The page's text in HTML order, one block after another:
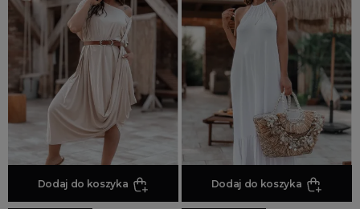
Dodaj do koszyka Dodaj do koszyka